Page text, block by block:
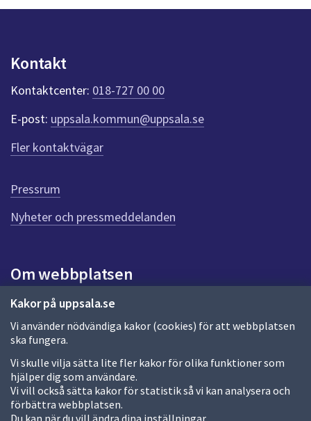
Kakor på uppsala.se
Vi använder nödvändiga kakor (cookies) för att webbplatsen
ska fungera.
Vi skulle vilja sätta lite fler kakor för olika funktioner som
hjälper dig som användare.
Vi vill också sätta kakor för statistik så vi kan analysera och
förbättra webbplatsen.
Du kan när du vill ändra dina inställningar.
n
k
t
e
r
f
ö
r
e
n
n
a
d
a
Kontakt
Kontaktcenter: 018-727 00 00
E-post: uppsala.kommun@uppsala.se
Fler kontaktvägar
Pressrum
Nyheter och pressmeddelanden
Om webbplatsen
Om webbplatsen
Allmänna handlingar och diarium
Behandling av personuppgifter
Kakor
Språk (other languages)